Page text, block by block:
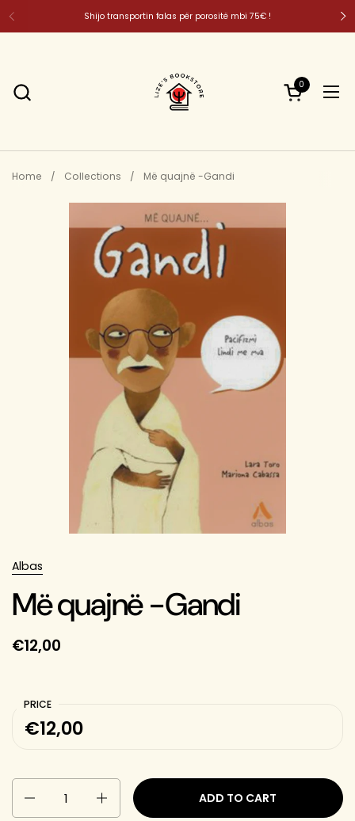
Shijo transportin falas për porositë mbi 75€ !
Open cart
0
Home / Collections / Më quajnë -Gandi
Albas
Më quajnë -Gandi
€12,00
PRICE
€12,00
ADD TO CART